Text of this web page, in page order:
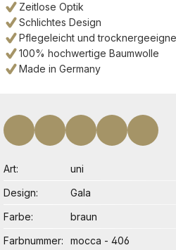
Zeitlose Optik
Schlichtes Design
Pflegeleicht und
100% hochwertige Baumwolle
Made in Germany
Art
uni
Design
Gala
Farbe
braun
Farbnummer
mocca - 406